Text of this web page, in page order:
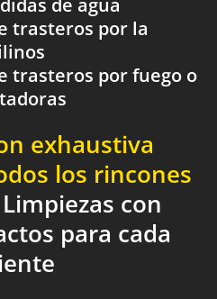
trasteros por la
trasteros por fuego o
exhaustiva
los rincones
con
para cada